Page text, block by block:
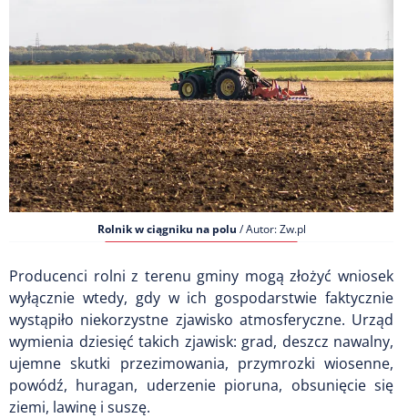
Rolnik w ciągniku na polu / Autor: Zw.pl
Producenci rolni z terenu gminy mogą złożyć wniosek
wyłącznie wtedy, gdy w ich gospodarstwie faktycznie
wystąpiło niekorzystne zjawisko atmosferyczne. Urząd
wymienia dziesięć takich zjawisk: grad, deszcz nawalny,
ujemne skutki przezimowania, przymrozki wiosenne,
powódź, huragan, uderzenie pioruna, obsunięcie się
ziemi, lawinę i suszę.